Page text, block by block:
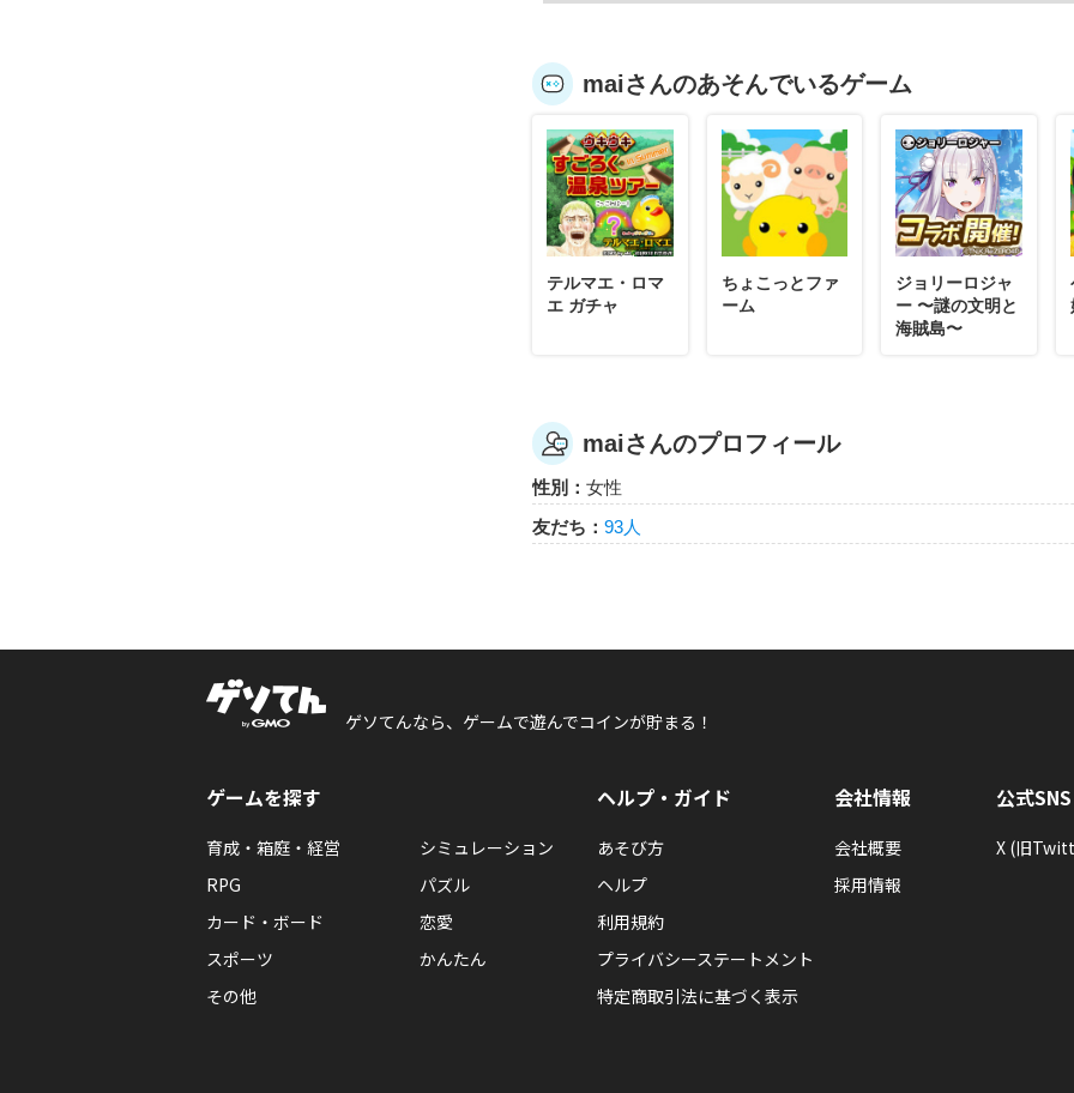
maiさんのあそんでいるゲーム
テルマエ・ロマ
エ ガチャ
ちょこっとファ
ーム
ジョリーロジャ
ー 〜謎の文明と
海賊島〜
maiさんのプロフィール
性別： 女性
友だち： 93人
ゲソてんなら、ゲームで遊んでコインが貯まる！
ゲームを探す
育成・箱庭・経営
シミュレーション
RPG
パズル
カード・ボード
恋愛
スポーツ
かんたん
その他
ヘルプ・ガイド
あそび方
ヘルプ
利用規約
プライバシーステートメント
特定商取引法に基づく表示
会社情報
会社概要
採用情報
公式SNS
X (旧